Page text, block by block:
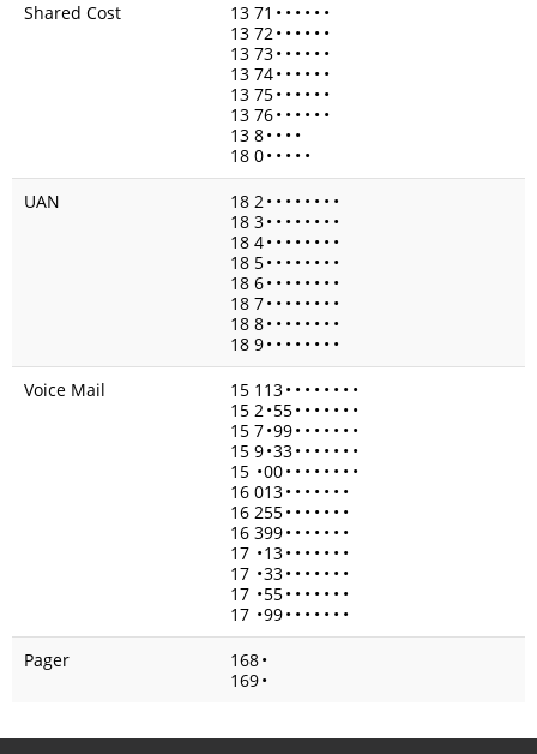
Shared Cost
13 71 • • • • • •
13 72• • • • • •
13 73• • • • • •
13 74• • • • • •
13 75• • • • • •
13 76• • • • • •
13 8• • • •
18 0• • • • •
UAN
18 2• • • • • • • •
18 3• • • • • • • •
18 4• • • • • • • •
18 5• • • • • • • •
18 6• • • • • • • •
18 7• • • • • • • •
18 8• • • • • • • •
18 9• • • • • • • •
Voice Mail
15 113• • • • • • • •
15 2•55• • • • • • •
15 7•99• • • • • • •
15 9•33• • • • • • •
15 •00• • • • • • • •
16 013• • • • • • •
16 255• • • • • • •
16 399• • • • • • •
17 •13• • • • • • •
17 •33• • • • • • •
17 •55• • • • • • •
17 •99• • • • • • •
Pager
168•
169•